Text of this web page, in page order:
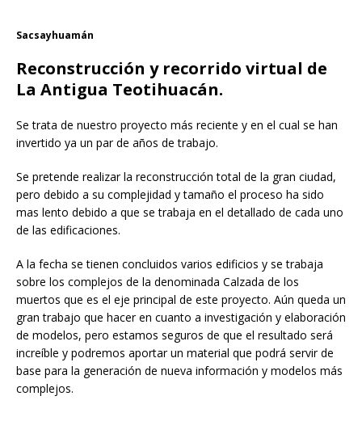
Sacsayhuamán
Reconstrucción y recorrido virtual de
La Antigua Teotihuacán.
Se trata de nuestro proyecto más reciente y en el cual se han
invertido ya un par de años de trabajo.
Se pretende realizar la reconstrucción total de la gran ciudad,
pero debido a su complejidad y tamaño el proceso ha sido
mas lento debido a que se trabaja en el detallado de cada uno
de las edificaciones.
A la fecha se tienen concluidos varios edificios y se trabaja
sobre los complejos de la denominada Calzada de los
muertos que es el eje principal de este proyecto. Aún queda un
gran trabajo que hacer en cuanto a investigación y elaboración
de modelos, pero estamos seguros de que el resultado será
increíble y podremos aportar un material que podrá servir de
base para la generación de nueva información y modelos más
complejos.